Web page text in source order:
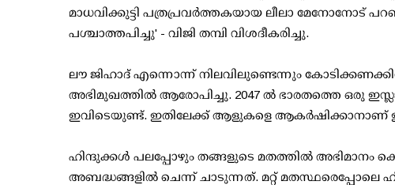
മാധവിക്കുട്ടി പത്രപ്രവര്‍ത്തകയായ ലീലാ മേനോനോട്
പശ്ചാത്തപിച്ചു' - വിജി തമ്പി വിശദീകരിച്ചു.
ലൗ ജിഹാദ് എന്നൊന്ന് നിലവിലുണ്ടെന്നും
അഭിമുഖത്തില്‍ ആരോപിച്ചു. 2047 ല്‍ ഭാരതത്തെ ഒരു
ഇവിടെയുണ്ട്. ഇതിലേക്ക് ആളുകളെ
ഹിന്ദുക്കള്‍ പലപ്പോഴും തങ്ങളുടെ മതത്തില്‍
അബദ്ധങ്ങളില്‍ ചെന്ന് ചാടുന്നത്. മറ്റ് മതസ്ഥരെപ്പോലെ